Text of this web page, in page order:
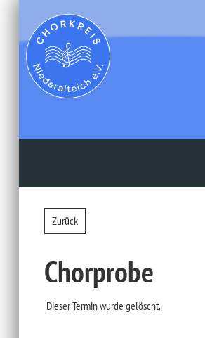
Zurück
Chorprobe
Dieser Termin wurde gelöscht.